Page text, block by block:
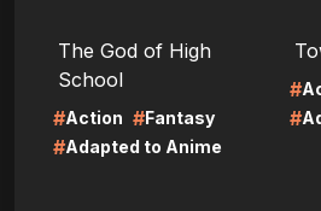
The God of High
School
#Action #Fantasy
#Adapted to Anime
#
#